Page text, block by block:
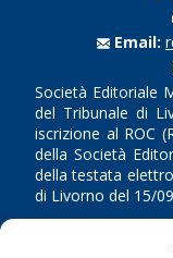
Email:
Società Editoriale
del Tribunale di
iscrizione al ROC
della Società
della testata
di Livorno del 15/